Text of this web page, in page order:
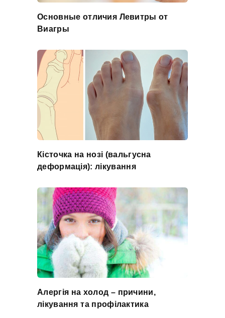
Основные отличия Левитры от
Виагры
Кісточка на нозі (вальгусна
деформація): лікування
Алергія на холод – причини,
лікування та профілактика